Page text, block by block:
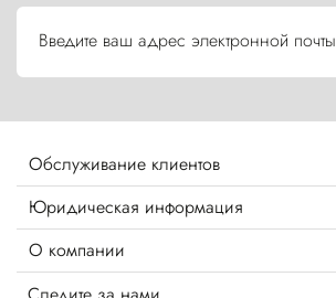
Введите ваш адрес электронной почты
Обслуживание клиентов
Юридическая информация
О компании